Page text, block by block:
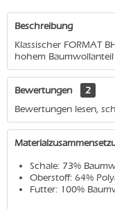
Beschreibung
Klassischer FORMAT
hohem Baumwollanteil
Bewertungen
2
Bewertungen lesen,
Schale: 73%
Oberstoff: 64%
Futter: 100%